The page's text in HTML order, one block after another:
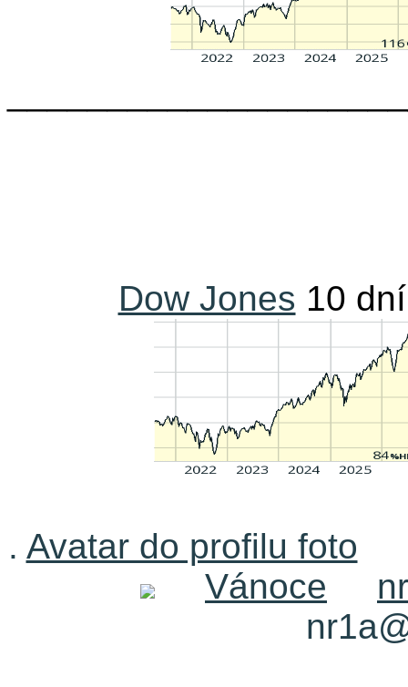
Dow Jones 10
. Avatar do profilu foto
Vánoce